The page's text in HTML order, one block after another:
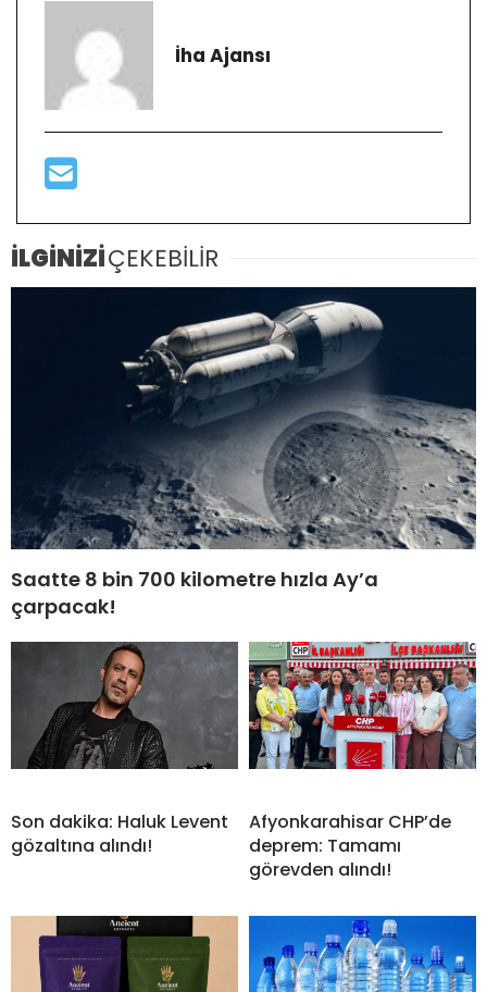
İha Ajansı
İLGİNİZİÇEKEBİLİR
Saatte 8 bin 700 kilometre hızla Ay’a
çarpacak!
Son dakika: Haluk Levent
gözaltına alındı!
Afyonkarahisar CHP’de
deprem: Tamamı
görevden alındı!